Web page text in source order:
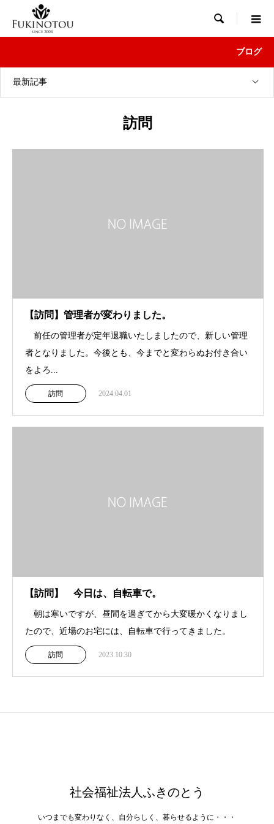

ブログ
最新記事
訪問
【訪問】管理者が変わりました。
前任の管理者が定年退職いたしましたので、新しい管理
者となりました。今後とも、今までと変わらぬお付き合い
をよろ...
訪問 2024.04.01
【訪問】 今日は、自転車で。
朝は寒いですが、昼間を過ぎてから大変暖かくなりまし
たので、近場のお宅には、自転車で行ってきました。
訪問 2023.10.30
社会福祉法人ふきのとう
いつまでも変わりなく、自分らしく、暮らせるように・・・